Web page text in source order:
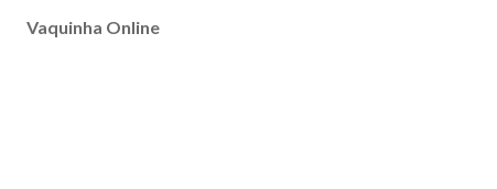
Vaquinha Online